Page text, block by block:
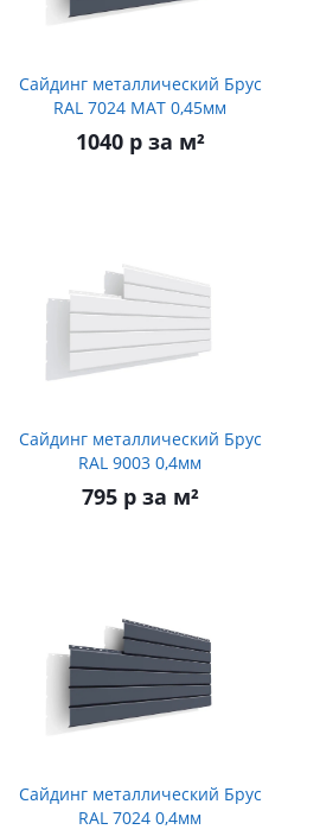
Сайдинг металлический Брус
RAL 7024 МАТ 0,45мм
1040 р за м²
Сайдинг металлический Брус
RAL 9003 0,4мм
795 р за м²
Сайдинг металлический Брус
RAL 7024 0,4мм